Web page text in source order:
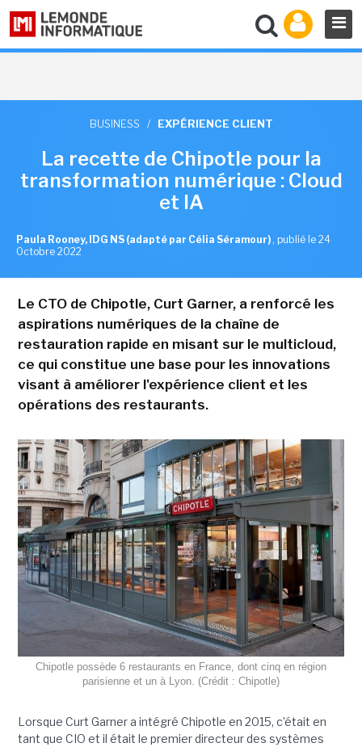
BUSINESS / EXPÉRIENCE CLIENT
La recette de Chipotle pour la
transformation numérique : Cloud
et IA
Paula Rooney, IDG NS (adapté par Célia Séramour) , publié le 24
Octobre 2022
Le CTO de Chipotle, Curt Garner, a renforcé les
aspirations numériques de la chaîne de
restauration rapide en misant sur le multicloud,
ce qui constitue une base pour les innovations
visant à améliorer l'expérience client et les
opérations des restaurants.
Chipotle possède 6 restaurants en France, dont cinq en région
parisienne et un à Lyon. (Crédit : Chipotle)
Lorsque Curt Garner a intégré Chipotle en 2015, c’était en
tant que CIO et il était le premier directeur des systèmes